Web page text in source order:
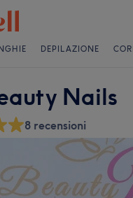
DEPILAZIONE
Nails
8 recensioni